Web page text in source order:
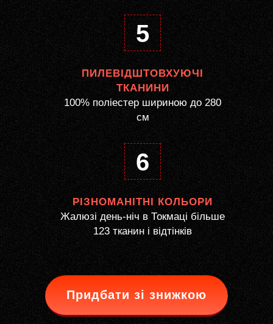
5
ПИЛЕВІДШТОВХУЮЧІ
ТКАНИНИ
100% поліестер шириною до 280
см
6
РІЗНОМАНІТНІ КОЛЬОРИ
Жалюзі день-ніч в Токмаці більше
123 тканин і відтінків
Придбати зі знижкою